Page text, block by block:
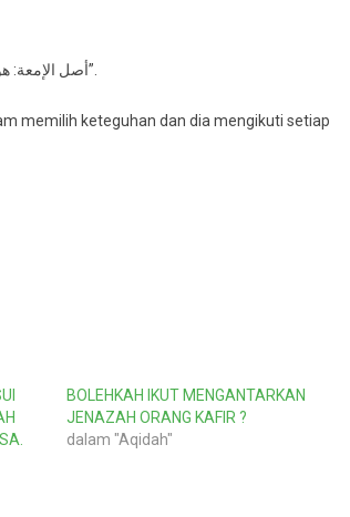
أصل الإمعة: هو الرجل الذي لا رأي له ولا عزم فهو يتابع كل أحد على رأيه ولا يثبت على شيء”.
memilih keteguhan dan dia mengikuti setiap
BOLEHKAH IKUT MENGANTARKAN
JENAZAH ORANG KAFIR ?
dalam "Aqidah"